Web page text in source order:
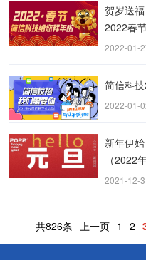
贺岁送
2022春
2022-01-
简信科
2022-01-
新年伊
（2022
2021-12-
共826条 上一页 1 2